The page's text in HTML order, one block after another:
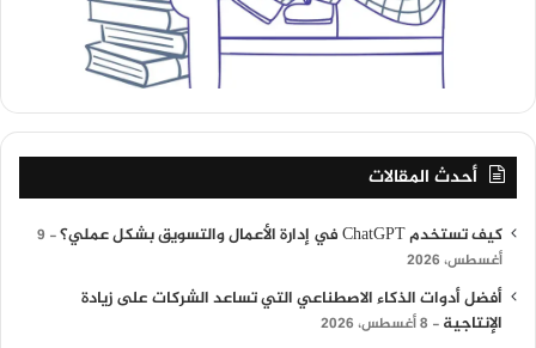
أحدث المقالات
كيف تستخدم ChatGPT في إدارة الأعمال والتسويق بشكل عملي؟
9
أغسطس، 2026
أفضل أدوات الذكاء الاصطناعي التي تساعد الشركات على زيادة
الإنتاجية
8 أغسطس، 2026